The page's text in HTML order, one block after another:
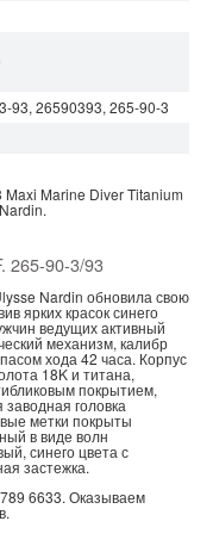
93, 26590393, 265-90-3
Maxi Marine DiverTitanium
265-90-3/93
Nardin обновила свою
ярких красок синего
ведущих активный
механизм, калибр
хода 42 часа. Корпус
18K и титана,
покрытием,
головка
метки покрыты
в виде волн
синего цвета с
застежка.
6633. Оказываем